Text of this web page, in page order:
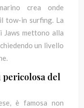
crea onde
tow-in surfing. La
Jaws mettono alla
un livello
pericolosa del
è famosa non